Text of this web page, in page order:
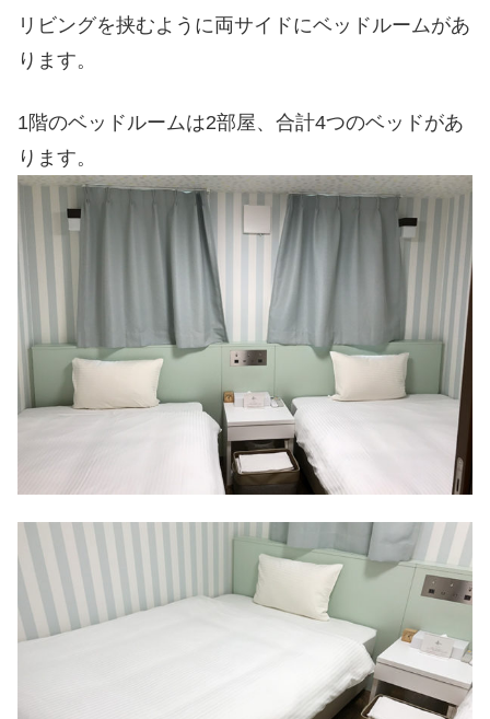
リビングを挟むように両サイドにベッドルームがあ
ります。
1階のベッドルームは2部屋、合計4つのベッドがあ
ります。